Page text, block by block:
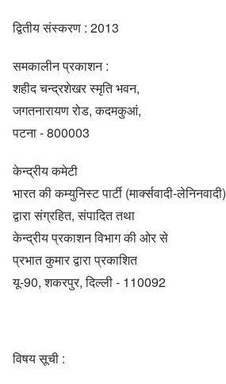
द्वितीय संस्करण : 2013
समकालीन प्रकाशन :
शहीद चन्द्रशेखर स्मृति भवन,
जगतनारायण रोड, कदमकुआं,
पटना - 800003
केन्द्रीय कमेटी
भारत की कम्युनिस्ट पार्टी (मार्क्सवादी-लेनिनवादी)
द्वारा संग्रहित, संपादित तथा
केन्द्रीय प्रकाशन विभाग की ओर से
प्रभात कुमार द्वारा प्रकाशित
यू-90, शकरपुर, दिल्ली - 110092
विषय सूची :